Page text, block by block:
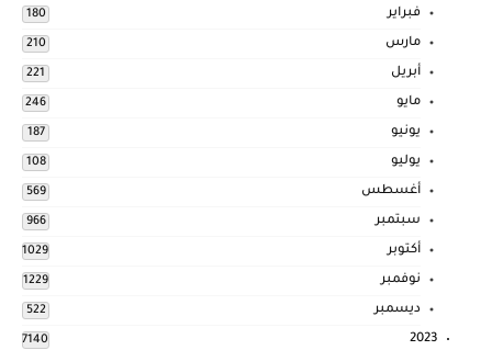
فبراير 180
مارس 210
أبريل 221
مايو 246
يونيو 187
يوليو 108
أغسطس 569
سبتمبر 966
أكتوبر 1029
نوفمبر 1229
ديسمبر 522
2023
7140